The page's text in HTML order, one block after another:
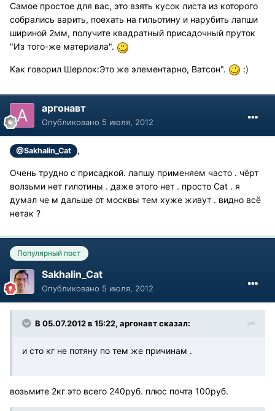
Самое простое для вас, это взять кусок листа из которого
собрались варить, поехать на гильотину и нарубить лапши
шириной 2мм, получите квадратный присадочный пруток
"Из того-же материала".
Как говорил Шерлок:Это же элементарно, Ватсон". :)
аргонавт
Опубликовано 5 июля, 2012
@Sakhalin_Cat ,
Очень трудно с присадкой. лапшу применяем часто . чёрт
волзьми нет гилотины . даже этого нет . просто Cat . я
думал че м дальше от москвы тем хуже живут . видно всё
нетак ?
Популярный пост
Sakhalin_Cat
Опубликовано 5 июля, 2012
В 05.07.2012 в 15:22, аргонавт сказал:
и сто кг не потяну по тем же причинам .
возьмите 2кг это всего 240руб. плюс почта 100руб.